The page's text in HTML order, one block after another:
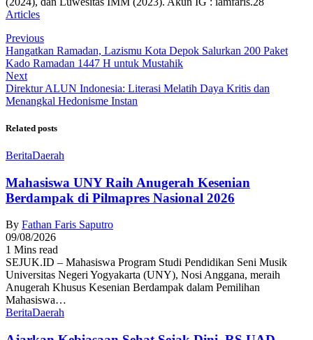
Articles
Previous
Hangatkan Ramadan, Lazismu Kota Depok Salurkan 200 Paket
Kado Ramadan 1447 H untuk Mustahik
Next
Direktur ALUN Indonesia: Literasi Melatih Daya Kritis dan
Menangkal Hedonisme Instan
Related posts
BeritaDaerah
Mahasiswa UNY Raih Anugerah Kesenian
Berdampak di Pilmapres Nasional 2026
By Fathan Faris Saputro
09/08/2026
1 Mins read
SEJUK.ID – Mahasiswa Program Studi Pendidikan Seni Musik
Universitas Negeri Yogyakarta (UNY), Nosi Anggana, meraih
Anugerah Khusus Kesenian Berdampak dalam Pemilihan
Mahasiswa…
BeritaDaerah